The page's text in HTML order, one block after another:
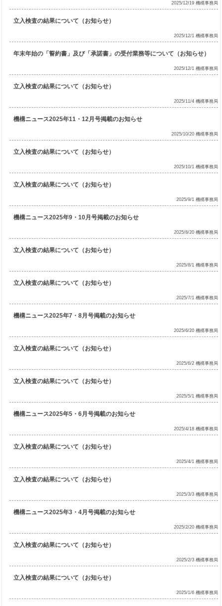
2025/12/19 機構事務局
立入検査の結果について（お知らせ）
2025/12/1 機構事務局
年末年始の「誓約書」及び「承諾書」の受付業務等について（お知らせ）
2025/12/1 機構事務局
立入検査の結果について（お知らせ）
2025/11/4 機構事務局
機構ニュース2025年11・12月号掲載のお知らせ
2025/10/20 機構事務局
立入検査の結果について（お知らせ）
2025/10/1 機構事務局
立入検査の結果について（お知らせ）
2025/9/1 機構事務局
機構ニュース2025年9・10月号掲載のお知らせ
2025/8/20 機構事務局
立入検査の結果について（お知らせ）
2025/8/1 機構事務局
立入検査の結果について（お知らせ）
2025/7/1 機構事務局
機構ニュース2025年7・8月号掲載のお知らせ
2025/6/20 機構事務局
立入検査の結果について（お知らせ）
2025/6/2 機構事務局
立入検査の結果について（お知らせ）
2025/5/1 機構事務局
機構ニュース2025年5・6月号掲載のお知らせ
2025/4/18 機構事務局
立入検査の結果について（お知らせ）
2025/4/1 機構事務局
立入検査の結果について（お知らせ）
2025/3/3 機構事務局
機構ニュース2025年3・4月号掲載のお知らせ
2025/2/20 機構事務局
立入検査の結果について（お知らせ）
2025/2/3 機構事務局
立入検査の結果について（お知らせ）
2025/1/6 機構事務局